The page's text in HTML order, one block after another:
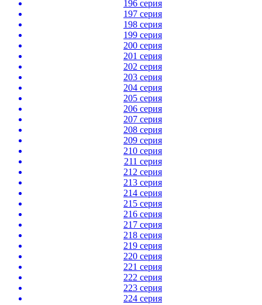
196 серия
197 серия
198 серия
199 серия
200 серия
201 серия
202 серия
203 серия
204 серия
205 серия
206 серия
207 серия
208 серия
209 серия
210 серия
211 серия
212 серия
213 серия
214 серия
215 серия
216 серия
217 серия
218 серия
219 серия
220 серия
221 серия
222 серия
223 серия
224 серия